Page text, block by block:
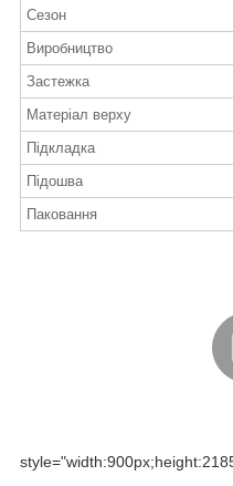
Сезон
Виробництво
Застежка
Матеріал верху
Підкладка
Підошва
Паковання